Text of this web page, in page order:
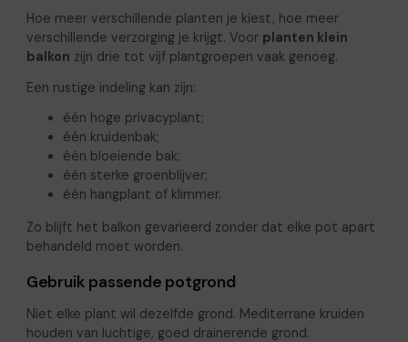
Hoe meer verschillende planten je kiest, hoe meer
verschillende verzorging je krijgt. Voor planten klein
balkon zijn drie tot vijf plantgroepen vaak genoeg.
Een rustige indeling kan zijn:
één hoge privacyplant;
één kruidenbak;
één bloeiende bak;
één sterke groenblijver;
één hangplant of klimmer.
Zo blijft het balkon gevarieerd zonder dat elke pot apart
behandeld moet worden.
Gebruik passende potgrond
Niet elke plant wil dezelfde grond. Mediterrane kruiden
houden van luchtige, goed drainerende grond.